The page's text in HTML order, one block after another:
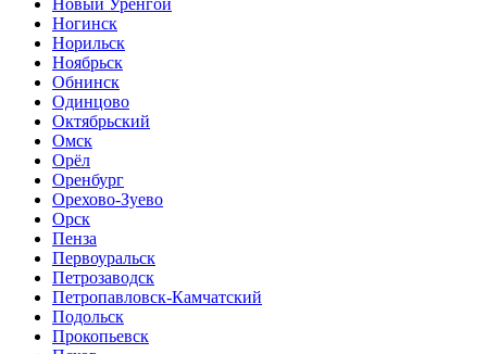
Новый Уренгой
Ногинск
Норильск
Ноябрьск
Обнинск
Одинцово
Октябрьский
Омск
Орёл
Оренбург
Орехово-Зуево
Орск
Пенза
Первоуральск
Петрозаводск
Петропавловск-Камчатский
Подольск
Прокопьевск